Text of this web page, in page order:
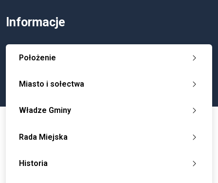
Informacje
Położenie
Miasto i sołectwa
Władze Gminy
Rada Miejska
Historia